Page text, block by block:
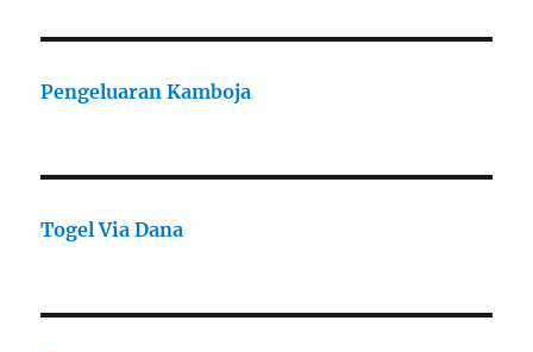
Pengeluaran Kamboja
Togel Via Dana